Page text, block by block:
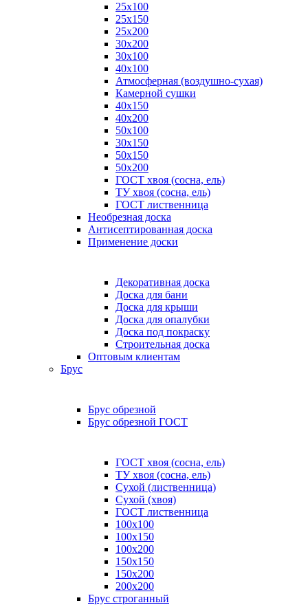
25х100
25х150
25х200
30х200
30х100
40х100
Атмосферная (воздушно-сухая)
Камерной сушки
40х150
40х200
50х100
30х150
50х150
50х200
ГОСТ хвоя (сосна, ель)
ТУ хвоя (сосна, ель)
ГОСТ лиственница
Необрезная доска
Антисептированная доска
Применение доски
Декоративная доска
Доска для бани
Доска для крыши
Доска для опалубки
Доска под покраску
Строительная доска
Оптовым клиентам
Брус
Брус обрезной
Брус обрезной ГОСТ
ГОСТ хвоя (сосна, ель)
ТУ хвоя (сосна, ель)
Сухой (лиственница)
Сухой (хвоя)
ГОСТ лиственница
100x100
100x150
100x200
150x150
150x200
200x200
Брус строганный